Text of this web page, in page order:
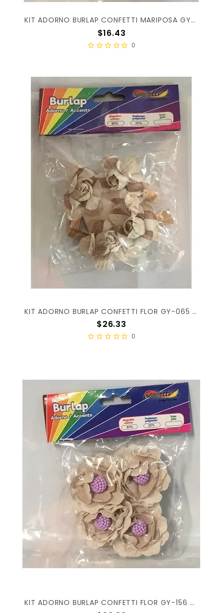
KIT ADORNO BURLAP CONFETTI MARIPOSA GY-084 C/2PZ
Precio
$16.43
0
KIT ADORNO BURLAP CONFETTI FLOR GY-065 C/4PZ
Precio
$26.33
0
KIT ADORNO BURLAP CONFETTI FLOR GY-156 C/4PZ